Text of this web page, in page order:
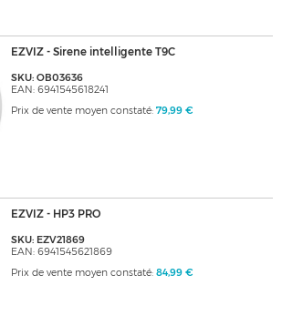
EZVIZ - Sirene intelligente T9C
SKU: OB03636
EAN: 6941545618241
Prix de vente moyen constaté: 79,99 €
EZVIZ - HP3 PRO
SKU: EZV21869
EAN: 6941545621869
Prix de vente moyen constaté: 84,99 €